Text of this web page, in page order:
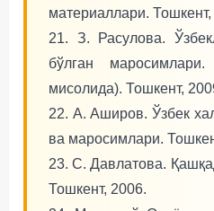
материаллари. Тошкент,
21. З. Расулова.
бўлган
мисолида). Тошкент,
22. А. Аширов. Ўзбек
ва маросимлари.
23. С. Давлатова.
Тошкент, 2006.